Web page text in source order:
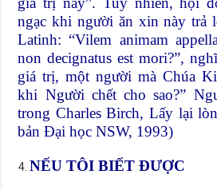
ngạc khi người ăn xin này trả
Latinh: “Vilem animam
non decignatus est mori?”,
giá trị, một người mà Chúa
khi Người chết cho sao?”
trong Charles Birch, Lấy lại
bản Đại học NSW, 1993)
NẾU TÔI BIẾT ĐƯỢC